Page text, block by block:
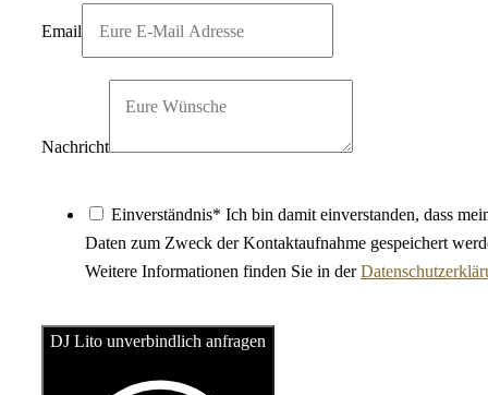
Email
Nachricht
Einverständnis* Ich bin damit einverstanden, dass
Daten zum Zweck der Kontaktaufnahme gespeichert
Weitere Informationen finden Sie in der
DJ Lito unverbindlich anfragen